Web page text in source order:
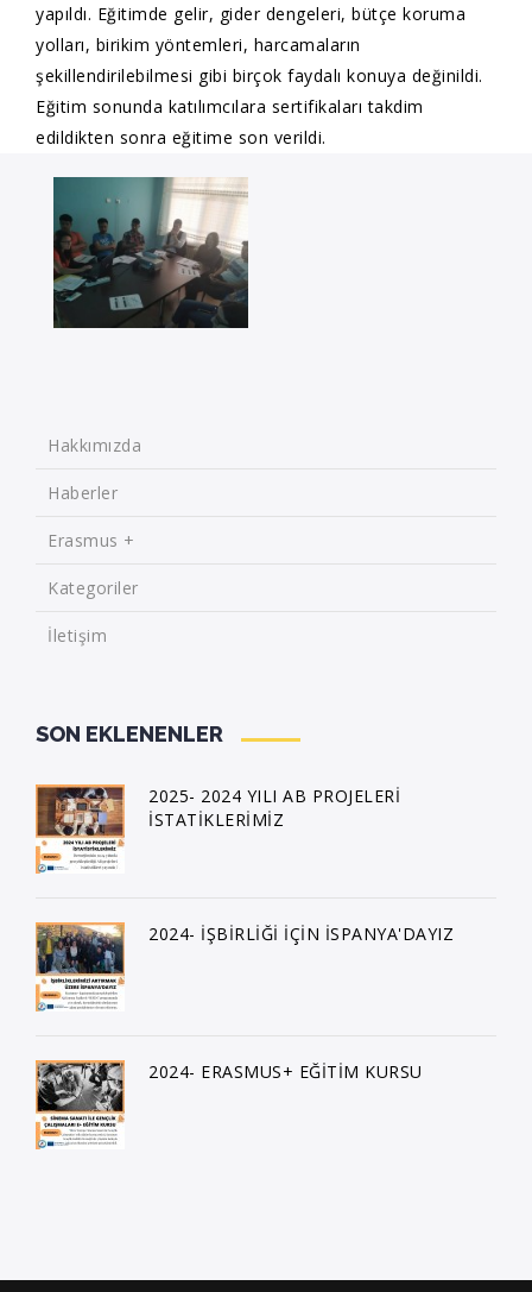
yapıldı. Eğitimde gelir, gider dengeleri, bütçe koruma
yolları, birikim yöntemleri, harcamaların
şekillendirilebilmesi gibi birçok faydalı konuya değinildi.
Eğitim sonunda katılımcılara sertifikaları takdim
edildikten sonra eğitime son verildi.
Hakkımızda
Haberler
Erasmus +
Kategoriler
İletişim
SON EKLENENLER
2025- 2024 YILI AB PROJELERİ
İSTATİKLERİMİZ
2024- İŞBİRLİĞİ İÇİN İSPANYA'DAYIZ
2024- ERASMUS+ EĞİTİM KURSU